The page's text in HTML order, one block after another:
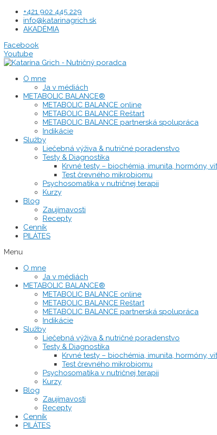
Preskočiť
obsah
+421 902 445 229
info@katarinagrich.sk
AKADÉMIA
Facebook
Youtube
O mne
Ja v médiách
METABOLIC BALANCE®
METABOLIC BALANCE online
METABOLIC BALANCE Reštart
METABOLIC BALANCE partnerská spolupráca
Indikácie
Služby
Liečebná výživa & nutričné poradenstvo
Testy & Diagnostika
Krvné testy – biochémia, imunita, hormóny,
Test črevného mikrobiomu
Psychosomatika v nutričnej terapii
Kurzy
Blog
Zaujímavosti
Recepty
Cenník
PILÁTES
Menu
O mne
Ja v médiách
METABOLIC BALANCE®
METABOLIC BALANCE online
METABOLIC BALANCE Reštart
METABOLIC BALANCE partnerská spolupráca
Indikácie
Služby
Liečebná výživa & nutričné poradenstvo
Testy & Diagnostika
Krvné testy – biochémia, imunita, hormóny,
Test črevného mikrobiomu
Psychosomatika v nutričnej terapii
Kurzy
Blog
Zaujímavosti
Recepty
Cenník
PILÁTES